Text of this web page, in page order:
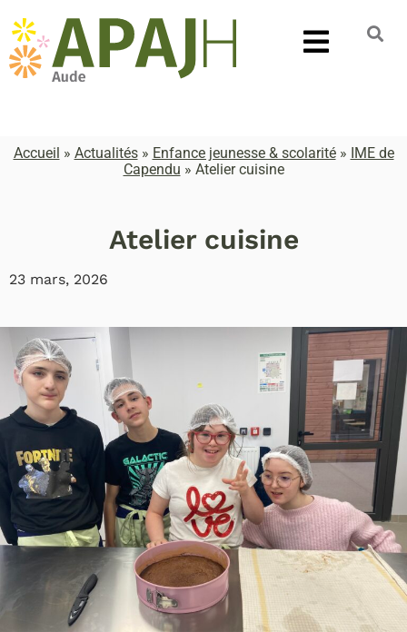
Accueil » Actualités» Enfance jeunesse & scolarité» IME de
Capendu » Atelier cuisine
Atelier cuisine
23 mars, 2026